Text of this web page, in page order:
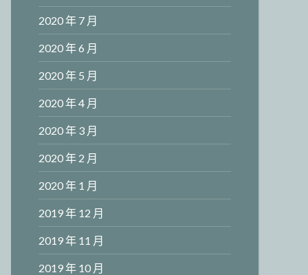
2020 年 7 月
2020 年 6 月
2020 年 5 月
2020 年 4 月
2020 年 3 月
2020 年 2 月
2020 年 1 月
2019 年 12 月
2019 年 11 月
2019 年 10 月